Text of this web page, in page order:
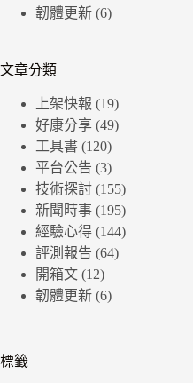
韌體更新 (6)
文章分類
上架快報 (19)
好康分享 (49)
工具書 (120)
平台公告 (3)
技術探討 (155)
新聞時事 (195)
經驗心得 (144)
評測報告 (64)
開箱文 (12)
韌體更新 (6)
標籤